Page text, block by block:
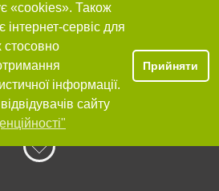
«cookies». Також
інтернет-сервіс для
стосовно
інформації.
сайту
Прийняти